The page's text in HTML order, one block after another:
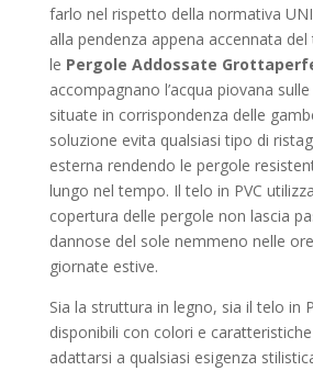
farlo nel rispetto della normativa
alla pendenza appena accennata
le Pergole Addossate
accompagnano l’acqua piovana
situate in corrispondenza delle
soluzione evita qualsiasi tipo di
esterna rendendo le pergole
lungo nel tempo. Il telo in PVC
copertura delle pergole non lascia
dannose del sole nemmeno nelle
giornate estive.
Sia la struttura in legno, sia il telo in
disponibili con colori e
adattarsi a qualsiasi esigenza